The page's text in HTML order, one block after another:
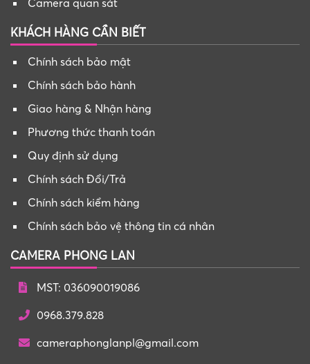
Camera quan sát
KHÁCH HÀNG CẦN BIẾT
Chính sách bảo mật
Chính sách bảo hành
Giao hàng & Nhận hàng
Phương thức thanh toán
Quy định sử dụng
Chính sách Đổi/Trả
Chính sách kiểm hàng
Chính sách bảo vệ thông tin cá nhân
CAMERA PHONG LAN
MST: 036090019086
0968.379.828
cameraphonglanpl@gmail.com